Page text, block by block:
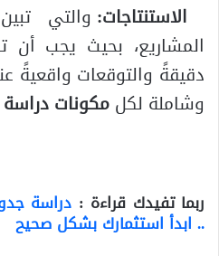
الاستنتاجات: والتي
المشاريع، بحيث يجب أن
دقيقةً والتوقعات واقعيةً
وشاملة لكلمكونات دراسة
ربما تفيدك قراءة : دراسة
.. ابدأ استثمارك بشكل صحيح